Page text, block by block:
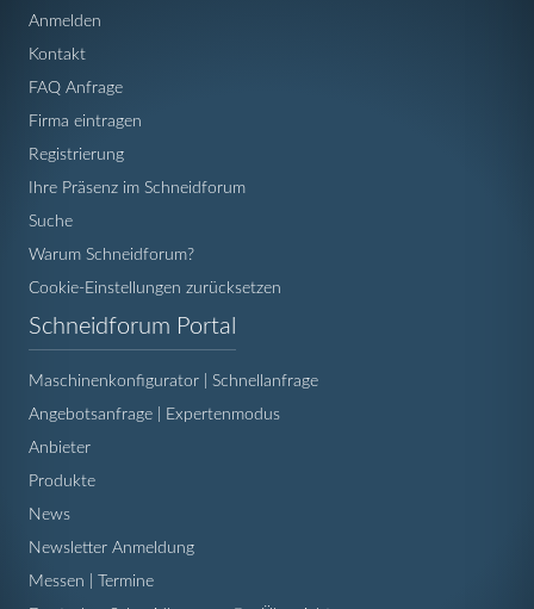
Anmelden
Kontakt
FAQ Anfrage
Firma eintragen
Registrierung
Ihre Präsenz im Schneidforum
Suche
Warum Schneidforum?
Cookie-Einstellungen zurücksetzen
Schneidforum Portal
Maschinenkonfigurator | Schnellanfrage
Angebotsanfrage | Expertenmodus
Anbieter
Produkte
News
Newsletter Anmeldung
Messen | Termine